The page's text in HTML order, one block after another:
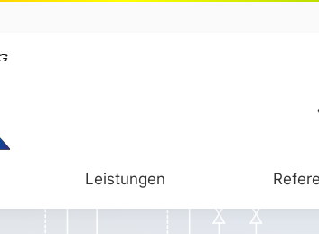
Leistungen